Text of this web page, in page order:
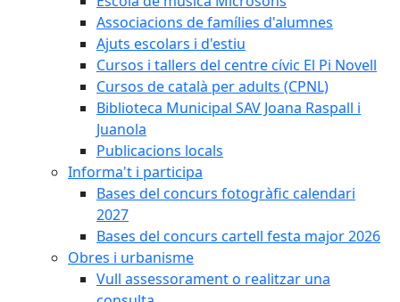
Associacions de famílies d'alumnes
Ajuts escolars i d'estiu
Cursos i tallers del centre cívic El Pi Novell
Cursos de català per adults (CPNL)
Biblioteca Municipal SAV Joana Raspall i
Juanola
Publicacions locals
Informa't i participa
Bases del concurs fotogràfic calendari
2027
Bases del concurs cartell festa major 2026
Obres i urbanisme
Vull assessorament o realitzar una